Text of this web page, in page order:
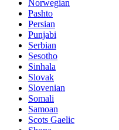
Norwegian
Pashto
Persian
Punjabi
Serbian
Sesotho
Sinhala
Slovak
Slovenian
Somali
Samoan
Scots Gaelic